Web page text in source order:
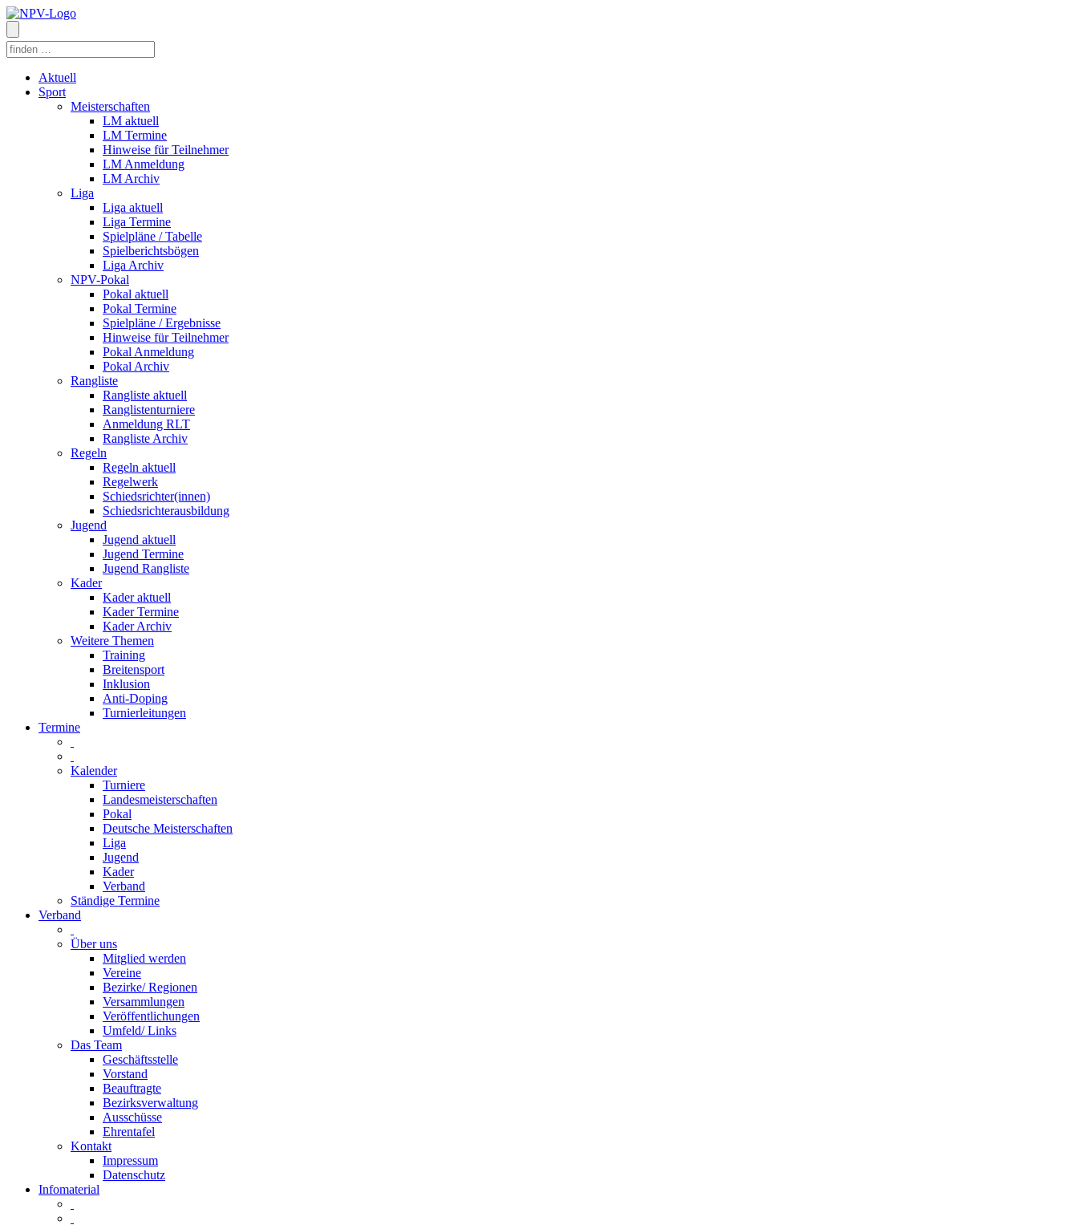
Aktuell
Sport
Meisterschaften
LM aktuell
LM Termine
Hinweise für Teilnehmer
LM Anmeldung
LM Archiv
Liga
Liga aktuell
Liga Termine
Spielpläne / Tabelle
Spielberichtsbögen
Liga Archiv
NPV-Pokal
Pokal aktuell
Pokal Termine
Spielpläne / Ergebnisse
Hinweise für Teilnehmer
Pokal Anmeldung
Pokal Archiv
Rangliste
Rangliste aktuell
Ranglistenturniere
Anmeldung RLT
Rangliste Archiv
Regeln
Regeln aktuell
Regelwerk
Schiedsrichter(innen)
Schiedsrichterausbildung
Jugend
Jugend aktuell
Jugend Termine
Jugend Rangliste
Kader
Kader aktuell
Kader Termine
Kader Archiv
Weitere Themen
Training
Breitensport
Inklusion
Anti-Doping
Turnierleitungen
Termine
Kalender
Turniere
Landesmeisterschaften
Pokal
Deutsche Meisterschaften
Liga
Jugend
Kader
Verband
Ständige Termine
Verband
Über uns
Mitglied werden
Vereine
Bezirke/ Regionen
Versammlungen
Veröffentlichungen
Umfeld/ Links
Das Team
Geschäftsstelle
Vorstand
Beauftragte
Bezirksverwaltung
Ausschüsse
Ehrentafel
Kontakt
Impressum
Datenschutz
Infomaterial